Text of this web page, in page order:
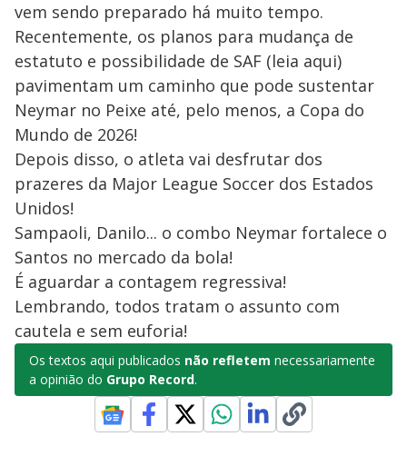
vem sendo preparado há muito tempo.
Recentemente, os planos para mudança de
estatuto e possibilidade de SAF (leia aqui)
pavimentam um caminho que pode sustentar
Neymar no Peixe até, pelo menos, a Copa do
Mundo de 2026!
Depois disso, o atleta vai desfrutar dos
prazeres da Major League Soccer dos Estados
Unidos!
Sampaoli, Danilo... o combo Neymar fortalece o
Santos no mercado da bola!
É aguardar a contagem regressiva!
Lembrando, todos tratam o assunto com
cautela e sem euforia!
Os textos aqui publicados não refletem necessariamente
a opinião do Grupo Record.